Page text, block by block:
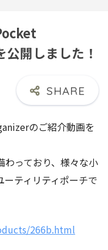
開しました！
のご紹介動画を
っており、様々な小
ティリティポーチで
266b.html